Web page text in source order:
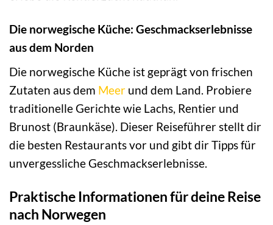
Die norwegische Küche: Geschmackserlebnisse
aus dem Norden
Die norwegische Küche ist geprägt von frischen
Zutaten aus dem Meer und dem Land. Probiere
traditionelle Gerichte wie Lachs, Rentier und
Brunost (Braunkäse). Dieser Reiseführer stellt dir
die besten Restaurants vor und gibt dir Tipps für
unvergessliche Geschmackserlebnisse.
Praktische Informationen für deine Reise
nach Norwegen